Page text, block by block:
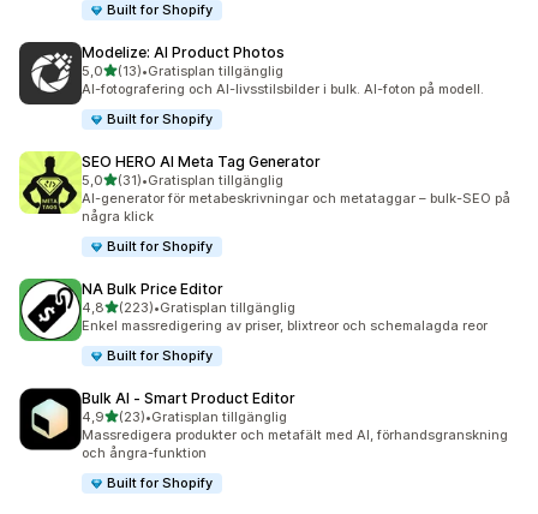
Built for Shopify
Modelize: AI Product Photos
5,0av 5 stjärnor
(13)
13 recensioner totalt
•Gratisplan tillgänglig
AI-fotografering och AI-livsstilsbilder i bulk. AI-foton på modell.
Built for Shopify
SEO HERO AI Meta Tag Generator
5,0av 5 stjärnor
(31)
31 recensioner totalt
•Gratisplan tillgänglig
AI-generator för metabeskrivningar och metataggar – bulk-SEO på
några klick
Built for Shopify
NA Bulk Price Editor
4,8av 5 stjärnor
(223)
223 recensioner totalt
•Gratisplan tillgänglig
Enkel massredigering av priser, blixtreor och schemalagda reor
Built for Shopify
Bulk AI ‑ Smart Product Editor
4,9av 5 stjärnor
(23)
23 recensioner totalt
•Gratisplan tillgänglig
Massredigera produkter och metafält med AI, förhandsgranskning
och ångra-funktion
Built for Shopify